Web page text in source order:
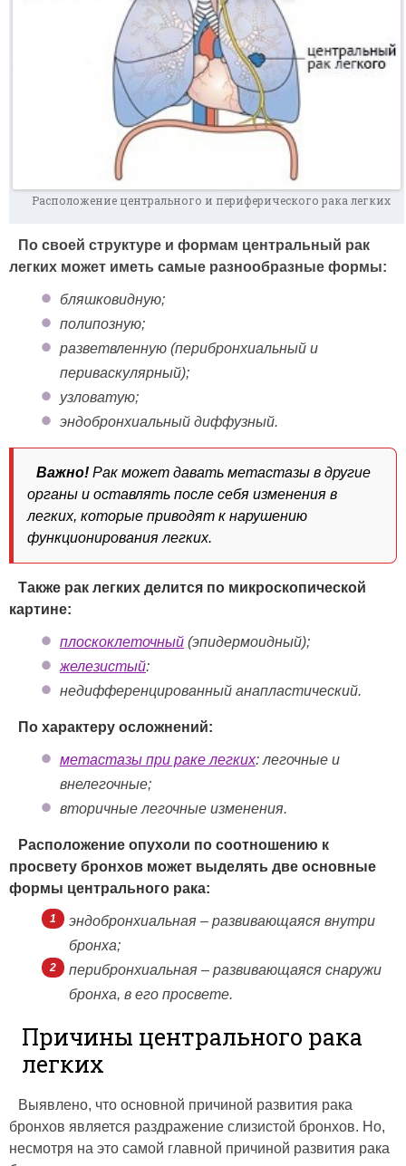
Расположение центрального и периферического рака легких
По своей структуре и формам центральный рак
легких может иметь самые разнообразные формы:
бляшковидную;
полипозную;
разветвленную (перибронхиальный и
периваскулярный);
узловатую;
эндобронхиальный диффузный.
Важно! Рак может давать метастазы в другие
органы и оставлять после себя изменения в
легких, которые приводят к нарушению
функционирования легких.
Также рак легких делится по микроскопической
картине:
плоскоклеточный (эпидермоидный);
железистый:
недифференцированный анапластический.
По характеру осложнений:
метастазы при раке легких: легочные и
внелегочные;
вторичные легочные изменения.
Расположение опухоли по соотношению к
просвету бронхов может выделять две основные
формы центрального рака:
эндобронхиальная – развивающаяся внутри
бронха;
перибронхиальная – развивающаяся снаружи
бронха, в его просвете.
Причины центрального рака
легких
Выявлено, что основной причиной развития рака
бронхов является раздражение слизистой бронхов. Но,
несмотря на это самой главной причиной развития рака